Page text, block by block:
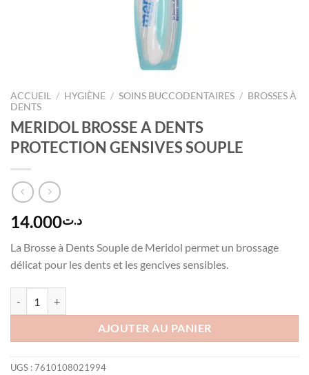
ACCUEIL / HYGIÈNE / SOINS BUCCODENTAIRES / BROSSES À
DENTS
MERIDOL BROSSE A DENTS
PROTECTION GENSIVES SOUPLE
د.ت14.000
La Brosse à Dents Souple de Meridol permet un brossage
délicat pour les dents et les gencives sensibles.
AJOUTER AU PANIER
UGS :7610108021994